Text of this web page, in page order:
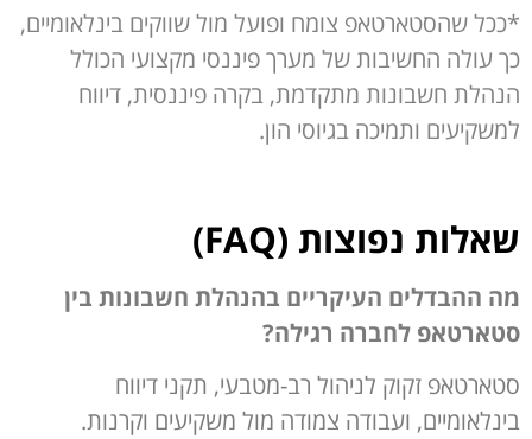
*ככל שהסטארטאפ צומח ופועל מול שווקים בינלאומיים,
כך עולה החשיבות של מערך פיננסי מקצועי הכולל
הנהלת חשבונות מתקדמת, בקרה פיננסית, דיווח
למשקיעים ותמיכה בגיוסי הון.
שאלות נפוצות (FAQ
)
מה ההבדלים העיקריים בהנהלת חשבונות בין
סטארטאפ לחברה רגילה?
סטארטאפ זקוק לניהול רב-מטבעי, תקני דיווח
בינלאומיים, ועבודה צמודה מול משקיעים וקרנות.